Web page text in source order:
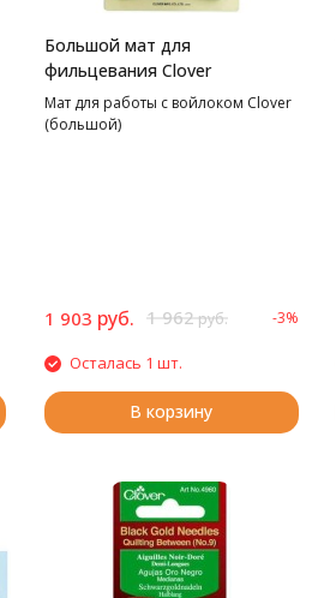
Большой мат для
фильцевания Clover
Мат для работы с войлоком Clover
(большой)
1 903 руб. 1 962руб. -3%
Осталась 1 шт.
В корзину